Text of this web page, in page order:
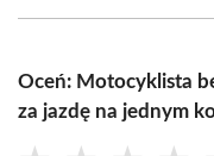
Oceń: Motocyklista
za jazdę na jednym